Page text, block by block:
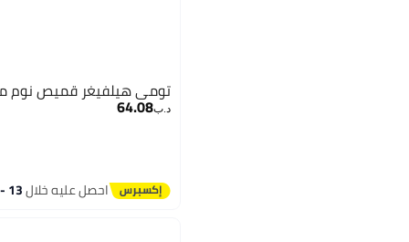
تومي هيلفيغر قميص نوم
د.ب‏64.08
احصل عليه خلال13 - 14 اغسطس